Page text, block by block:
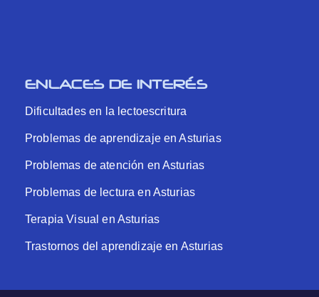
ENLACES DE INTERÉS
Dificultades en la lectoescritura
Problemas de aprendizaje en Asturias
Problemas de atención en Asturias
Problemas de lectura en Asturias
Terapia Visual en Asturias
Trastornos del aprendizaje en Asturias